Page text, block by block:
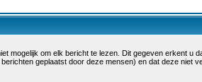
mogelijk om elk bericht te lezen. Dit gegeven erkent u
geplaatst door deze mensen) en dat deze niet